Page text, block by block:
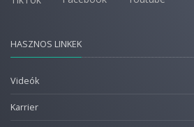
HASZNOS LINKEK
Videók
Karrier